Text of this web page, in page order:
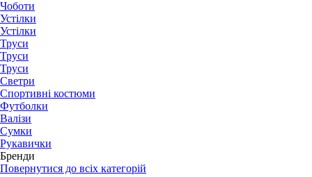
Чоботи
Устілки
Устілки
Труси
Труси
Труси
Светри
Спортивні костюми
Футболки
Валізи
Сумки
Рукавички
Бренди
Повернутися до всіх категорій